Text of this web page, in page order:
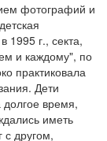
фотографий и
1995 г., секта,
и каждому", по
практиковала
Дети
долгое время,
иметь
с другом,